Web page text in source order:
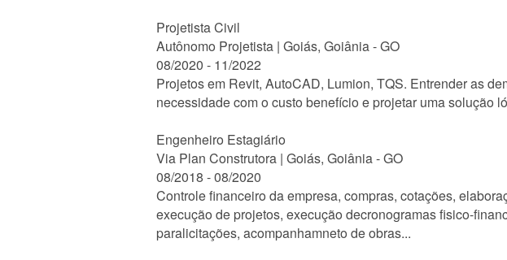
Projetista Civil
Autônomo Projetista | Goiás, Goiânia - GO
08/2020 - 11/2022
Projetos em Revit, AutoCAD, Lumion, TQS. Entrender as
necessidade com o custo benefício e projetar uma solução
Engenheiro Estagiário
Via Plan Construtora | Goiás, Goiânia - GO
08/2018 - 08/2020
Controle financeiro da empresa, compras, cotações,
execução de projetos, execução decronogramas fisico-
paralicitações, acompanhamneto de obras...